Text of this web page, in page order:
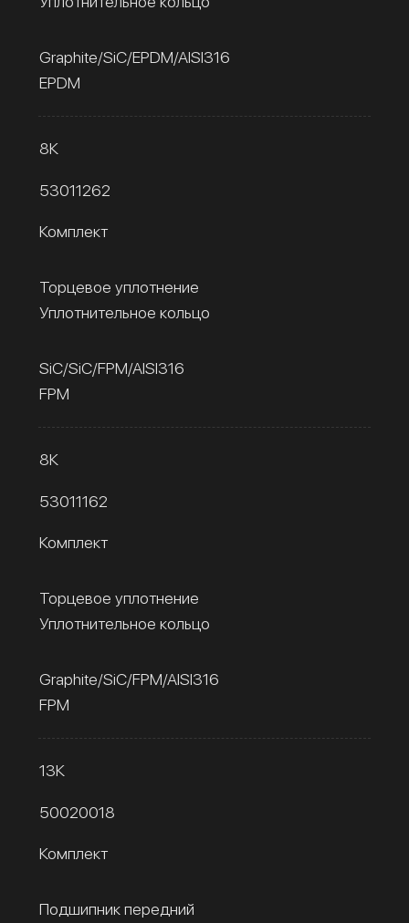
Graphite/SiC/EPDM/AISI316
EPDM
8К
53011262
Комплект
Торцевое уплотнение
Уплотнительное кольцо
SiC/SiC/FPM/AISI316
FPM
8К
53011162
Комплект
Торцевое уплотнение
Уплотнительное кольцо
Graphite/SiC/FPM/AISI316
FPM
13К
50020018
Комплект
Подшипник передний